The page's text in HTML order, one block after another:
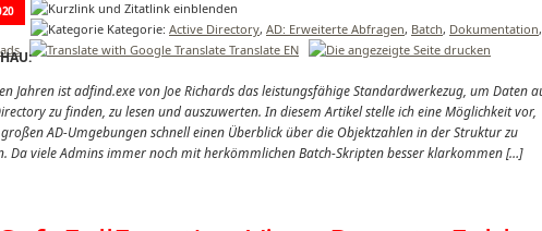
Kategorie: Active Directory, AD: Erweiterte Abfragen, Batch, Dokumentation,
Translate EN
Jahren ist adfind.exe von Joe Richards das leistungsfähige Standardwerkezug, um Daten
zu finden, zu lesen und auszuwerten. In diesem Artikel stelle ich eine Möglichkeit vor,
AD-Umgebungen schnell einen Überblick über die Objektzahlen in der Struktur zu
Da viele Admins immer noch mit herkömmlichen Batch-Skripten besser klarkommen […]